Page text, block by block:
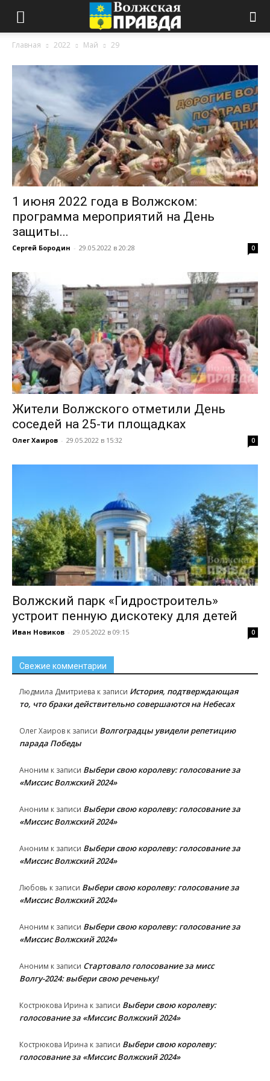
Главная 2022 Май 29
1 июня 2022 года в Волжском:
программа мероприятий на День
защиты...
Сергей Бородин - 29.05.2022 в 20:28 0
Жители Волжского отметили День
соседей на 25-ти площадках
Олег Хаиров - 29.05.2022 в 15:32 0
Волжский парк «Гидростроитель»
устроит пенную дискотеку для детей
Иван Новиков - 29.05.2022 в 09:15 0
Свежие комментарии
Людмила Дмитриева к записи История, подтверждающая
то, что браки действительно совершаются на Небесах
Олег Хаиров к записи Волгоградцы увидели репетицию
парада Победы
Аноним к записи Выбери свою королеву: голосование за
«Миссис Волжский 2024»
Аноним к записи Выбери свою королеву: голосование за
«Миссис Волжский 2024»
Аноним к записи Выбери свою королеву: голосование за
«Миссис Волжский 2024»
Любовь к записи Выбери свою королеву: голосование за
«Миссис Волжский 2024»
Аноним к записи Выбери свою королеву: голосование за
«Миссис Волжский 2024»
Аноним к записи Стартовало голосование за мисс
Волгу-2024: выбери свою реченьку!
Кострюкова Ирина к записи Выбери свою королеву:
голосование за «Миссис Волжский 2024»
Кострюкова Ирина к записи Выбери свою королеву:
голосование за «Миссис Волжский 2024»